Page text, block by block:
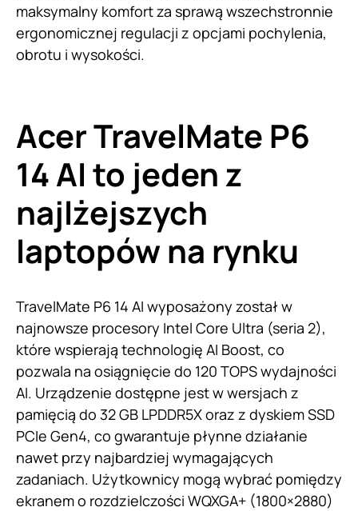
maksymalny komfort za sprawą wszechstronnie
ergonomicznej regulacji z opcjami pochylenia,
obrotu i wysokości.
Acer TravelMate P6
14 AI to jeden z
najlżejszych
laptopów na rynku
TravelMate P6 14 AI wyposażony został w
najnowsze procesory Intel Core Ultra (seria 2),
które wspierają technologię AI Boost, co
pozwala na osiągnięcie do 120 TOPS wydajności
AI. Urządzenie dostępne jest w wersjach z
pamięcią do 32 GB LPDDR5X oraz z dyskiem SSD
PCIe Gen4, co gwarantuje płynne działanie
nawet przy najbardziej wymagających
zadaniach. Użytkownicy mogą wybrać pomiędzy
ekranem o rozdzielczości WQXGA+ (1800×2880)